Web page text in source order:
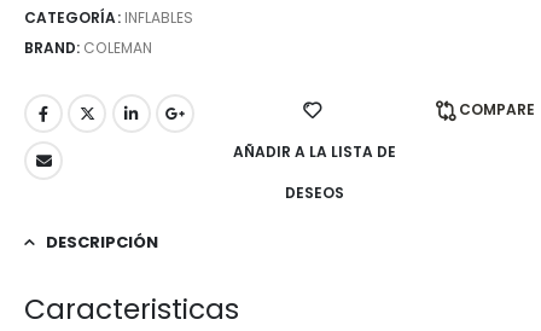
CATEGORÍA: INFLABLES
BRAND: COLEMAN
AÑADIR A LA LISTA DE
DESEOS
COMPARE
DESCRIPCIÓN
Caracteristicas